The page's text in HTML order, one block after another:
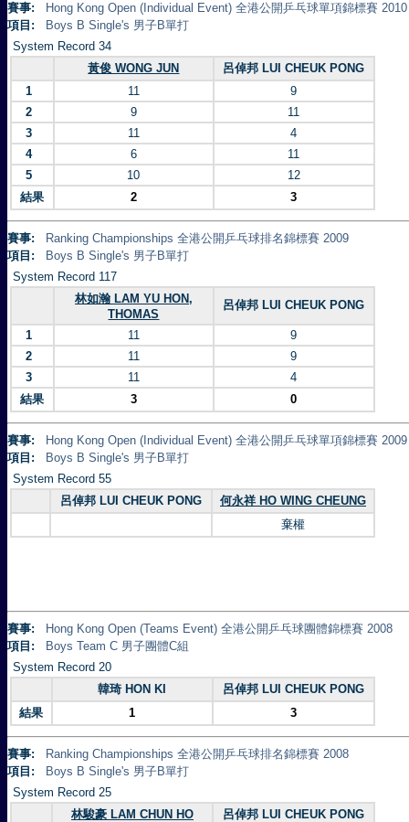
賽事:
Hong Kong Open (Individual Event) 全港公開乒乓球單項錦標賽 2010
項目:
Boys B Single's 男子B單打
System Record 34
黃俊 WONG JUN
呂倬邦 LUI CHEUK PONG
1
11
9
2
9
11
3
11
4
4
6
11
5
10
12
結果
2 3
賽事:
Ranking Championships 全港公開乒乓球排名錦標賽 2009
項目:
Boys B Single's 男子B單打
System Record 117
林如瀚 LAM YU HON,
THOMAS
呂倬邦 LUI CHEUK PONG
1 11
9
2
11
9
3
11
4
結果
3 0
賽事:
Hong Kong Open (Individual Event) 全港公開乒乓球單項錦標賽 2009
項目:
Boys B Single's 男子B單打
System Record 55
呂倬邦 LUI CHEUK PONG
何永祥 HO WING CHEUNG
棄權
賽事:
Hong Kong Open (Teams Event) 全港公開乒乓球團體錦標賽 2008
項目:
Boys Team C 男子團體C組
System Record 20
韓琦 HON KI
呂倬邦 LUI CHEUK PONG
結果
1 3
賽事:
Ranking Championships 全港公開乒乓球排名錦標賽 2008
項目:
Boys B Single's 男子B單打
System Record 25
林駿豪 LAM CHUN HO
呂倬邦 LUI CHEUK PONG